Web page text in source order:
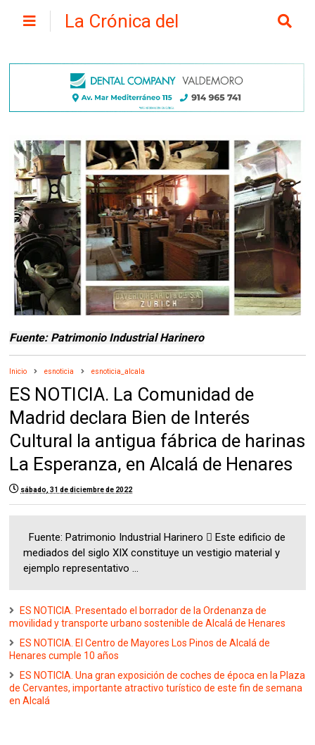
La Crónica del
Fuente: Patrimonio Industrial Harinero
Inicio esnoticia esnoticia_alcala
ES NOTICIA. La Comunidad de
Madrid declara Bien de Interés
Cultural la antigua fábrica de harinas
La Esperanza, en Alcalá de Henares
sábado, 31 de diciembre de 2022
Fuente: Patrimonio Industrial Harinero  Este edificio de
mediados del siglo XIX constituye un vestigio material y
ejemplo representativo ...
ES NOTICIA. Presentado el borrador de la Ordenanza de
movilidad y transporte urbano sostenible de Alcalá de Henares
ES NOTICIA. El Centro de Mayores Los Pinos de Alcalá de
Henares cumple 10 años
ES NOTICIA. Una gran exposición de coches de época en la Plaza
de Cervantes, importante atractivo turístico de este fin de semana
en Alcalá